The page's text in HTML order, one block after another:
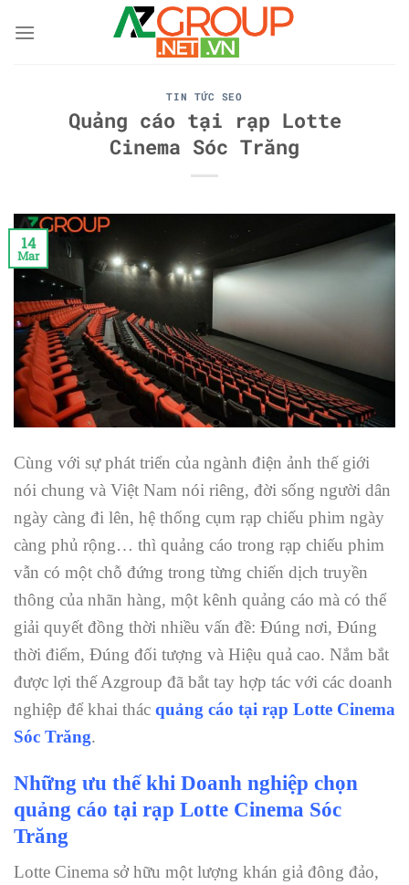
TIN TỨC SEO
Quảng cáo tại rạp Lotte
Cinema Sóc Trăng
14
Mar
Cùng với sự phát triển của ngành điện ảnh thế giới
nói chung và Việt Nam nói riêng, đời sống người dân
ngày càng đi lên, hệ thống cụm rạp chiếu phim ngày
càng phủ rộng… thì quảng cáo trong rạp chiếu phim
vẫn có một chỗ đứng trong từng chiến dịch truyền
thông của nhãn hàng, một kênh quảng cáo mà có thể
giải quyết đồng thời nhiều vấn đề: Đúng nơi, Đúng
thời điểm, Đúng đối tượng và Hiệu quả cao. Nắm bắt
được lợi thế Azgroup đã bắt tay hợp tác với các doanh
nghiệp để khai thác quảng cáo tại rạp Lotte Cinema
Sóc Trăng.
Những ưu thế khi Doanh nghiệp chọn
quảng cáo tại rạp Lotte Cinema Sóc
Trăng
Lotte Cinema sở hữu một lượng khán giả đông đảo,